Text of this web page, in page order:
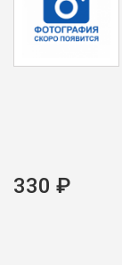
330 ₽